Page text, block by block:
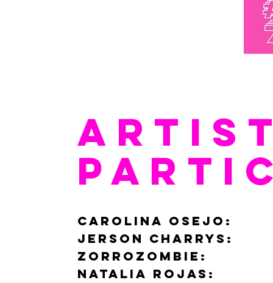
carolina osejo:
jerson charrys:
Zorrozombie:
natalia rojas: